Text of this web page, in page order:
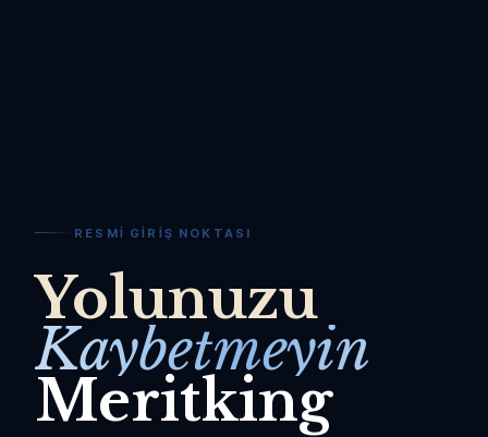
RESMI GIRIŞ NOKTASI
Yolunuzu
Kaybetmeyin
Meritking